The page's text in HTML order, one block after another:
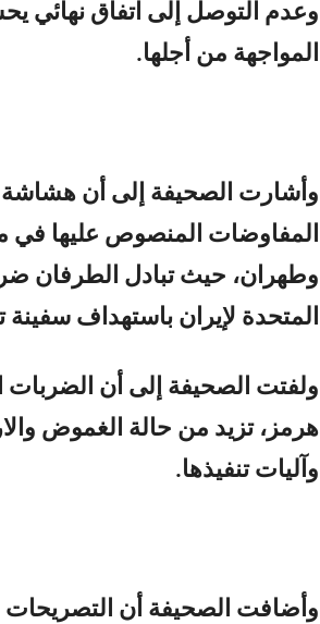
وعدم التوصل إلى اتفاق نهائي
المواجهة من أجلها.
وأشارت الصحيفة إلى أن هشاشة
المفاوضات المنصوص عليها في
وطهران، حيث تبادل الطرفان
المتحدة لإيران باستهداف
ولفتت الصحيفة إلى أن الضربات
هرمز، تزيد من حالة الغموض
وآليات تنفيذها.
وأضافت الصحيفة أن التصريحات